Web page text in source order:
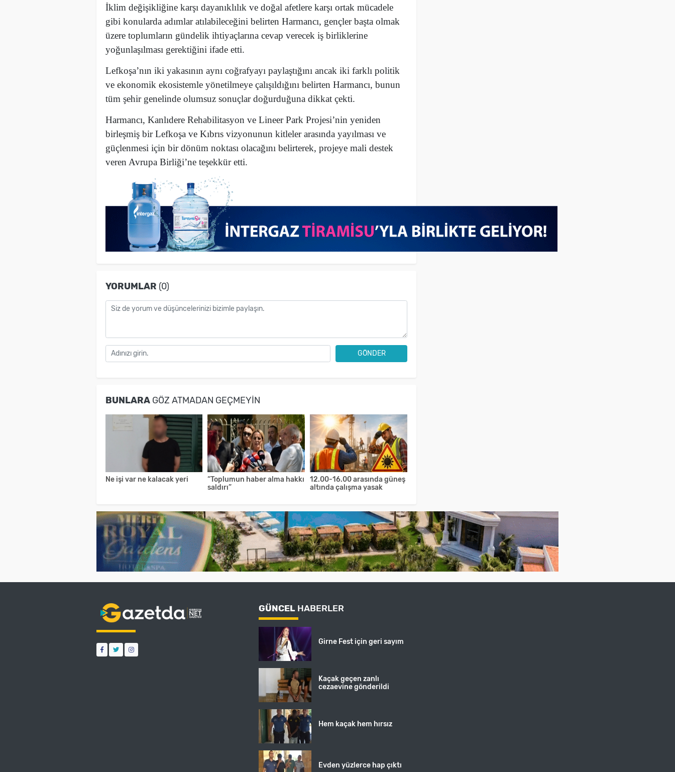
İklim değişikliğine karşı dayanıklılık ve doğal afetlere karşı ortak mücadele
gibi konularda adımlar atılabileceğini belirten Harmancı, gençler başta olmak
üzere toplumların gündelik ihtiyaçlarına cevap verecek iş birliklerine
yoğunlaşılması gerektiğini ifade etti.
Lefkoşa’nın iki yakasının aynı coğrafyayı paylaştığını ancak iki farklı politik
ve ekonomik ekosistemle yönetilmeye çalışıldığını belirten Harmancı, bunun
tüm şehir genelinde olumsuz sonuçlar doğurduğuna dikkat çekti.
Harmancı, Kanlıdere Rehabilitasyon ve Lineer Park Projesi’nin yeniden
birleşmiş bir Lefkoşa ve Kıbrıs vizyonunun kitleler arasında yayılması ve
güçlenmesi için bir dönüm noktası olacağını belirterek, projeye mali destek
veren Avrupa Birliği’ne teşekkür etti.
YORUMLAR (0)
GÖNDER
BUNLARAGÖZ ATMADAN GEÇMEYIN
Ne işi var ne kalacak yeri
“Toplumun haber alma hakkı
saldırı”
12.00-16.00 arasında güneş
altında çalışma yasak
GÜNCEL HABERLER
Girne Fest için geri sayım
Kaçak geçen zanlı
cezaevine gönderildi
Hem kaçak hem hırsız
Evden yüzlerce hap çıktı